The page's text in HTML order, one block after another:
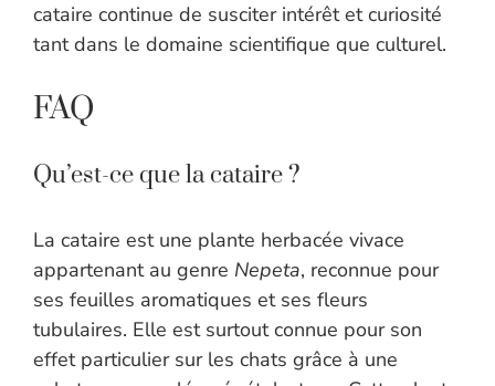
cataire continue de susciter intérêt et curiosité
tant dans le domaine scientifique que culturel.
FAQ
Qu’est-ce que la cataire ?
La cataire est une plante herbacée vivace
appartenant au genre Nepeta, reconnue pour
ses feuilles aromatiques et ses fleurs
tubulaires. Elle est surtout connue pour son
effet particulier sur les chats grâce à une